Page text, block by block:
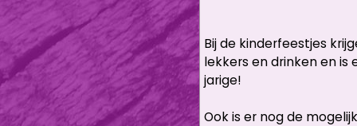
Bij de kinderfeestjes
lekkers en drinken en is
jarige!
Ook is er nog de